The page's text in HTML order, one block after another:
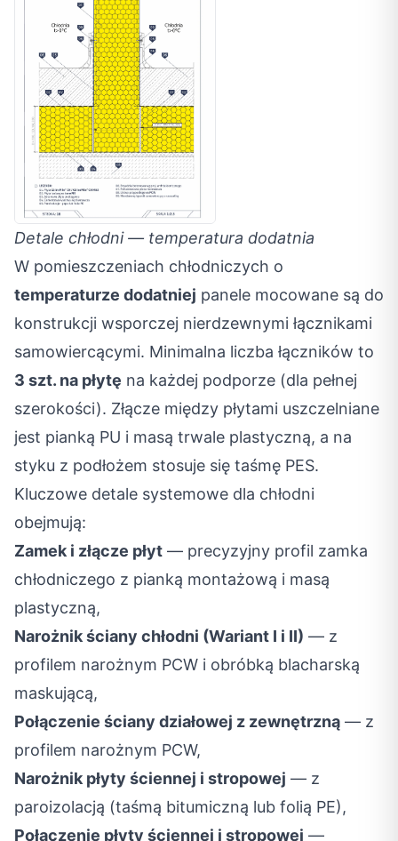
Detale chłodni — temperatura dodatnia
W pomieszczeniach chłodniczych o
temperaturze dodatniej panele mocowane są do
konstrukcji wsporczej nierdzewnymi łącznikami
samowiercącymi. Minimalna liczba łączników to
3 szt. na płytę na każdej podporze (dla pełnej
szerokości). Złącze między płytami uszczelniane
jest pianką PU i masą trwale plastyczną, a na
styku z podłożem stosuje się taśmę PES.
Kluczowe detale systemowe dla chłodni
obejmują:
Zamek i złącze płyt — precyzyjny profil zamka
chłodniczego z pianką montażową i masą
plastyczną,
Narożnik ściany chłodni (Wariant I i II) — z
profilem narożnym PCW i obróbką blacharską
maskującą,
Połączenie ściany działowej z zewnętrzną — z
profilem narożnym PCW,
Narożnik płyty ściennej i stropowej — z
paroizolacją (taśmą bitumiczną lub folią PE),
Połączenie płyty ściennej i stropowej —